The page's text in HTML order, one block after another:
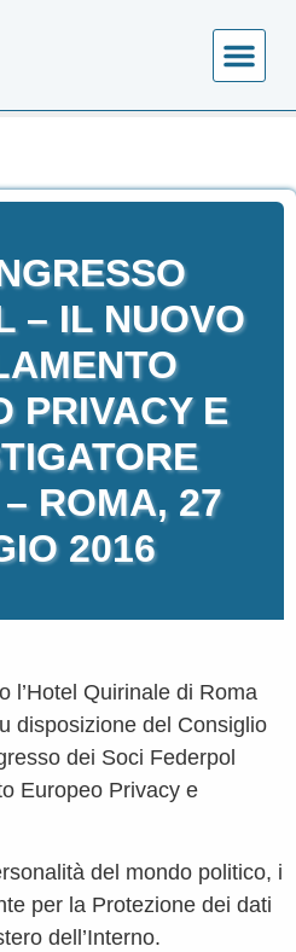
– IL NUOVO
PRIVACY E
ROMA, 27
2016
l’Hotel Quirinale di Roma
disposizione del Consiglio
dei Soci Federpol
Europeo Privacy e
del mondo politico, i
per la Protezione dei dati
dell’Interno.